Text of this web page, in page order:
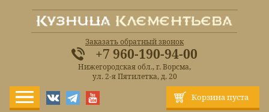
Корзина пуста
Заказать обратный звонок
+7 960-190-94-00
Нижегородская обл., г. Ворсма,
ул. 2-я Пятилетка, д. 20